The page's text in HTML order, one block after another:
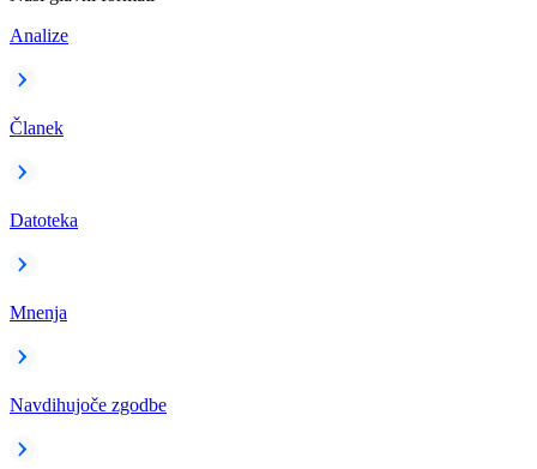
Analize
Članek
Datoteka
Mnenja
Navdihujoče zgodbe